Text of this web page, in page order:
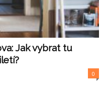
Jak vybrat tu
0